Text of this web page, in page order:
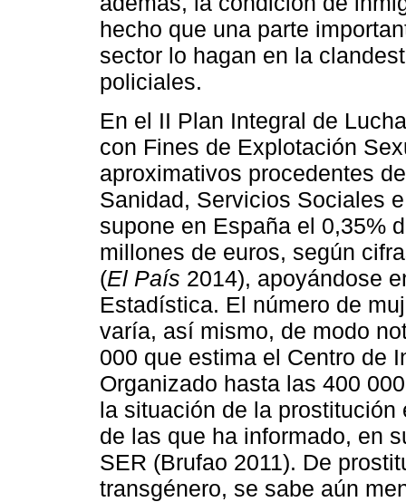
hecho que una parte
sector lo hagan en la
policiales.
En el II Plan Integral de
con Fines de Explotación
aproximativos procedentes
Sanidad, Servicios Sociales
supone en España el 0,35%
millones de euros, según
(El País 2014), apoyándose
Estadística. El número de
varía, así mismo, de modo
000 que estima el Centro de
Organizado hasta las 400
la situación de la
de las que ha informado, en
SER (Brufao 2011). De
transgénero, se sabe aún